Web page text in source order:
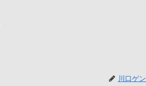
川口ゲン